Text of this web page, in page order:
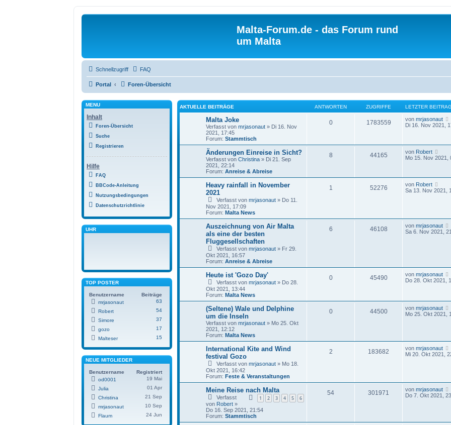
Malta-Forum.de - das Forum rund
um Malta
Schnellzugriff FAQ
Portal Foren-Übersicht
AKTUELLE BEITRÄGE ANTWORTEN ZUGRIFFE LETZTER BEITRAG
Malta Joke
Verfasst von mrjasonaut » Di 16. Nov
2021, 17:45
Forum: Stammtisch
0 1783559 von mrjasonaut
i
Di 16. Nov 2021,
Änderungen Einreise in Sicht?
Verfasst von Christina » Di 21. Sep
2021, 22:14
Forum: Anreise & Abreise
8 44165 von Robert
e
e
r
t
r
a
g
Mo 15. Nov 2021,
Heavy rainfall in November
2021
Verfasst von mrjasonaut » Do 11.
Nov 2021, 17:09
Forum: Malta News
1 52276 von Robert
e
e
r
B
g
Sa 13. Nov 2021,
Auszeichnung von Air Malta
als eine der besten
Fluggesellschaften
Verfasst von mrjasonaut » Fr 29.
Okt 2021, 16:57
Forum: Anreise & Abreise
6 46108 von mrjasonaut
Sa 6. Nov 2021,
Heute ist 'Gozo Day'
Verfasst von mrjasonaut » Do 28.
Okt 2021, 13:44
Forum: Malta News
0 45490 von mrjasonaut
Do 28. Okt 2021,
(Seltene) Wale und Delphine
um die Inseln
Verfasst von mrjasonaut » Mo 25. Okt
2021, 12:12
Forum: Malta News
0 44500 von mrjasonaut
Mo 25. Okt 2021,
International Kite and Wind
festival Gozo
Verfasst von mrjasonaut » Mo 18.
Okt 2021, 16:42
Forum: Feste & Veranstaltungen
2 183682 von mrjasonaut
Mi 20. Okt 2021,
Meine Reise nach Malta
1 2 3 4 5 6
Verfasst
von Robert »
Do 16. Sep 2021, 21:54
Forum: Stammtisch
54 301971 von mrjasonaut
Do 7. Okt 2021,
MENÜ
Inhalt
Foren-Übersicht
Suche
Registrieren
Hilfe
FAQ
BBCode-Anleitung
Nutzungsbedingungen
Datenschutzrichtlinie
UHR
TOP POSTER
Benutzername
Beiträge
mrjasonaut
63
Robert
54
Simore
37
gozo
17
Malteser
15
NEUE MITGLIEDER
Benutzername
Registriert
od0001
19 Mai
Julia
01 Apr
Christina
21 Sep
mrjasonaut
10 Sep
Flaum
24 Jun